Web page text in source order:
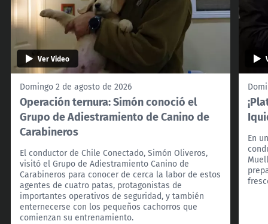
Ver Video
Domingo 2 de agosto de 2026
Operación ternura: Simón conoció el
Grupo de Adiestramiento de Canino de
Carabineros
El conductor de Chile Conectado, Simón Oliveros,
visitó el Grupo de Adiestramiento Canino de
Carabineros para conocer de cerca la labor de estos
agentes de cuatro patas, protagonistas de
importantes operativos de seguridad, y también
enternecerse con los pequeños cachorros que
comienzan su entrenamiento.
En